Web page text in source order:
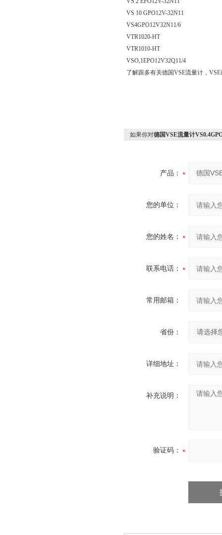
VS 10 GPO12V-32N11
VS4GPO12V32N11/6
VTR1020-HT
VTR1010-HT
VSO,1EPO12V32Q11/4
了解跟多有关德国VSE流量计，
如果你对德国VSE流量计
产品：
您的单位：
您的姓名：
联系电话：
常用邮箱：
省份：
详细地址：
补充说明：
验证码：